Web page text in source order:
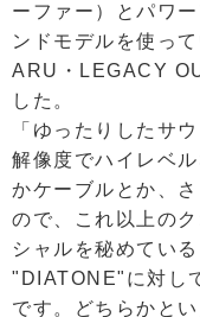
ーファー）とパワ
ンドモデルを使っ
ARU・LEGACY
した。
「ゆったりしたサ
解像度でハイレベ
かケーブルとか、
ので、これ以上の
シャルを秘めてい
"DIATONE"に対し
です。どちらかと